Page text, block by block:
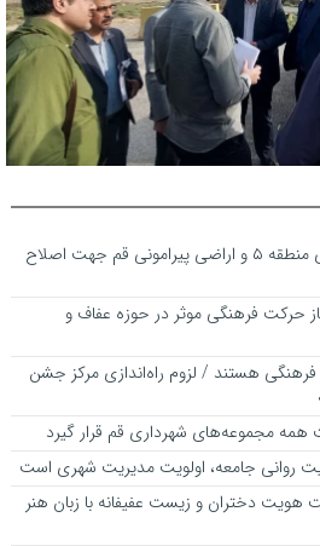
بررسی ظرفیت کوره‌پزخانه‌های منطقه ۵ و اراضی پیرامونی قم جهت اصلاح
حرکت فرهنگی موثر در حوزه عفاف و
هستند / لزوم راه‌اندازی مرکز جشن
همه مجموعه‌های شهرداری قم قرار گیرد
روانی جامعه، اولویت مدیریت شهری است
هویت دختران و زیست عفیفانه با زبان هنر